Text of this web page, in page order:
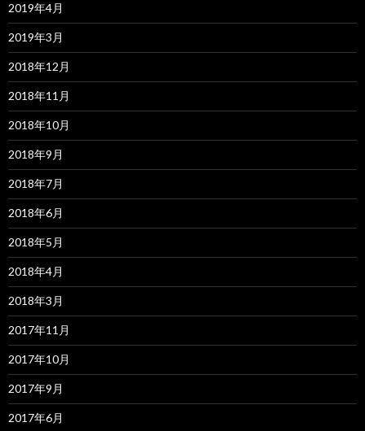
2019年4月
2019年3月
2018年12月
2018年11月
2018年10月
2018年9月
2018年7月
2018年6月
2018年5月
2018年4月
2018年3月
2017年11月
2017年10月
2017年9月
2017年6月